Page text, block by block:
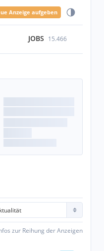
Anzeige aufgeben
JOBS 15.466
zur Reihung der Anzeigen